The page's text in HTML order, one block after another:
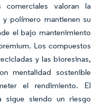
comerciales valoran la
polímero mantienen su
el bajo mantenimiento
Los compuestos
y las bioresinas,
mentalidad sostenible
el rendimiento. El
sigue siendo un riesgo